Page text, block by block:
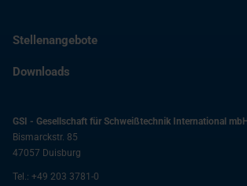
Stellenangebote
Downloads
GSI - Gesellschaft für Schweißtechnik International mbH
Bismarckstr. 85
47057 Duisburg
Tel.: +49 203 3781-0